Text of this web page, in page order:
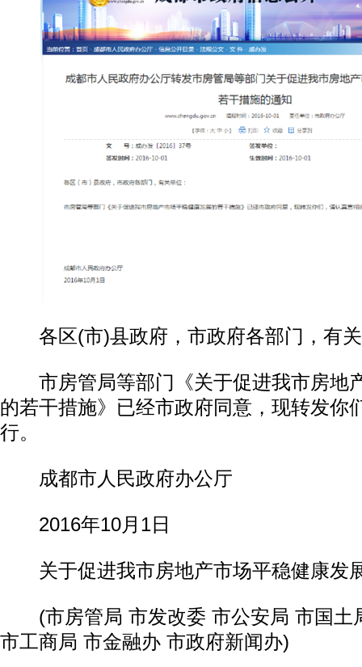
各区(市)县政府，市政府各部门，有
市房管局等部门《关于促进我市房地
的若干措施》已经市政府同意，现转发你
行。
成都市人民政府办公厅
2016年10月1日
关于促进我市房地产市场平稳健康发
(市房管局 市发改委 市公安局 市国土
市工商局 市金融办 市政府新闻办)